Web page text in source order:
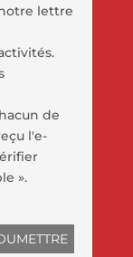
lettre
de
l'e-
».